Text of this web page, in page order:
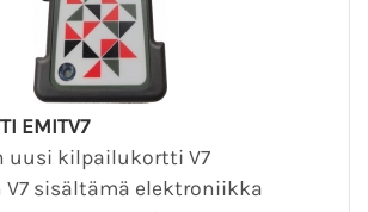
EMITV7
uusi kilpailukortti V7
sisältämä elektroniikka